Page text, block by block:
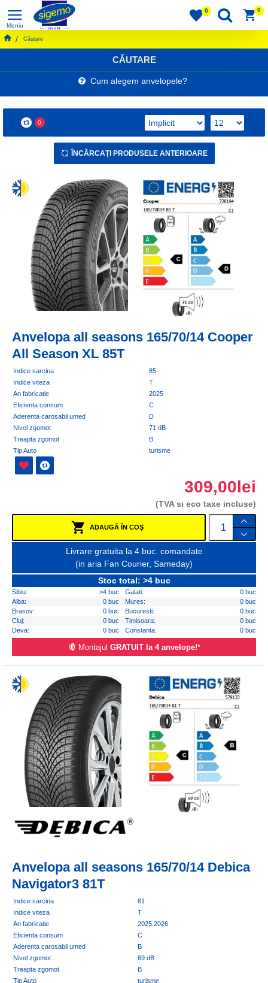
0 0
Căutare
CĂUTARE
Cum alegem anvelopele?
0
ÎNCĂRCAȚI PRODUSELE ANTERIOARE
Anvelopa all seasons 165/70/14 Cooper
All Season XL 85T
Indice sarcina
85
Indice viteza
T
An fabricatie
2025
Eficienta consum
C
Aderenta carosabil umed
D
Nivel zgomot
71 dB
Treapta zgomot
B
Tip Auto
turisme
309,00lei
(TVA si eco taxe incluse)
ADAUGĂ ÎN COŞ
Livrare gratuita la 4 buc. comandate
(in aria Fan Courier, Sameday)
Stoc total: >4 buc
Sibiu: >4 buc Galati:
0 buc
Alba:
0 buc Mures:
0 buc
Brasov:
0 buc Bucuresti:
0 buc
Cluj:
0 buc Timisoara:
0 buc
Deva:
0 buc Constanta: 0 buc
Montajul GRATUIT la 4 anvelope!*
Anvelopa all seasons 165/70/14 Debica
Navigator3 81T
Indice sarcina
81
Indice viteza
T
An fabricatie
2025.2026
Eficienta consum
C
Aderenta carosabil umed
B
Nivel zgomot
69 dB
Treapta zgomot
B
Tip Auto
turisme